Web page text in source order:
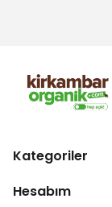
Kategoriler
Hesabım